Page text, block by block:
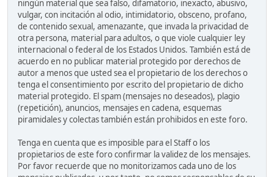
ningún material que sea falso, difamatorio, inexacto, abusivo,
vulgar, con incitación al odio, intimidatorio, obsceno, profano,
de contenido sexual, amenazante, que invada la privacidad de
otra persona, material para adultos, o que viole cualquier ley
internacional o federal de los Estados Unidos. También está de
acuerdo en no publicar material protegido por derechos de
autor a menos que usted sea el propietario de los derechos o
tenga el consentimiento por escrito del propietario de dicho
material protegido. El spam (mensajes no deseados), plagio
(repetición), anuncios, mensajes en cadena, esquemas
piramidales y colectas también están prohibidos en este foro.
Tenga en cuenta que es imposible para el Staff o los
propietarios de este foro confirmar la validez de los mensajes.
Por favor recuerde que no monitorizamos cada uno de los